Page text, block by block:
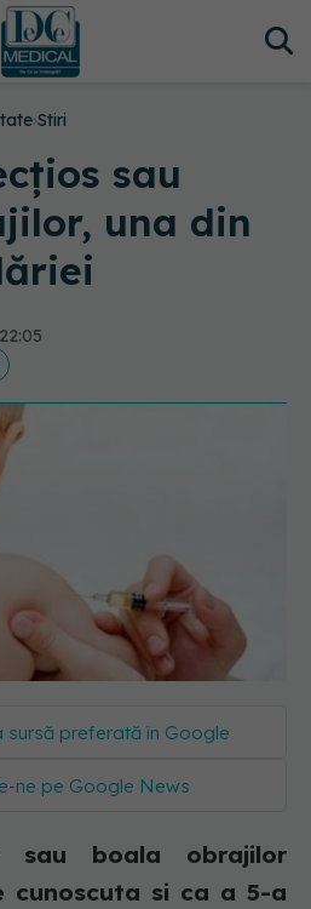
›Stiri
sau
una din
sursă preferată în Google
ne pe Google News
sau boala obrajilor
cunoscuta si ca a 5-a